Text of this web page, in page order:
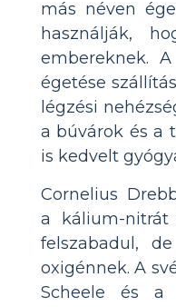
más néven
használják,
embereknek.
égetése
légzési
a búvárok és a
is kedvelt
Cornelius
a kálium-nitrát
felszabadul,
oxigénnek. A
Scheele és a